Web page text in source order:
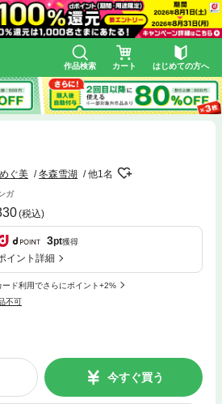
作品検索 カート はじめての方へ
ぐ美 冬森雪湖 他1名
ガ
(税込)
3pt獲得
イント詳細
ード利用でさらにポイント+2%
不可
今すぐ買う